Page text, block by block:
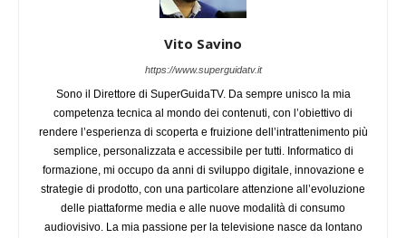
Vito Savino
https://www.superguidatv.it
Sono il Direttore di SuperGuidaTV. Da sempre unisco la mia
competenza tecnica al mondo dei contenuti, con l’obiettivo di
rendere l’esperienza di scoperta e fruizione dell’intrattenimento più
semplice, personalizzata e accessibile per tutti. Informatico di
formazione, mi occupo da anni di sviluppo digitale, innovazione e
strategie di prodotto, con una particolare attenzione all’evoluzione
delle piattaforme media e alle nuove modalità di consumo
audiovisivo. La mia passione per la televisione nasce da lontano